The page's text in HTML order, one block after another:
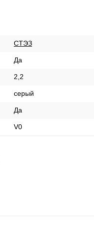
СТЭЗ
Да
2,2
серый
Да
V0